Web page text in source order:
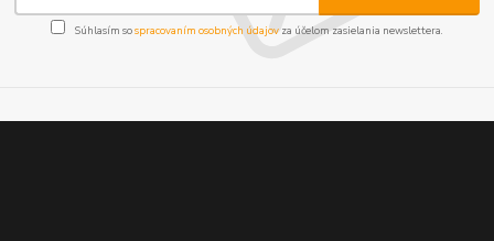
Súhlasím sospracovaním osobných údajov za účelom zasielania newslettera.